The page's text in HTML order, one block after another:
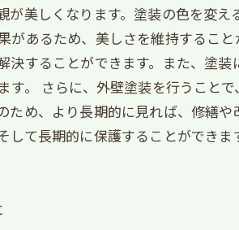
が美しくなります。塗装の色を変
があるため、美しさを維持するこ
決することができます。また、塗
す。 さらに、外壁塗装を行うこと
ため、より長期的に見れば、修繕
して長期的に保護することができま